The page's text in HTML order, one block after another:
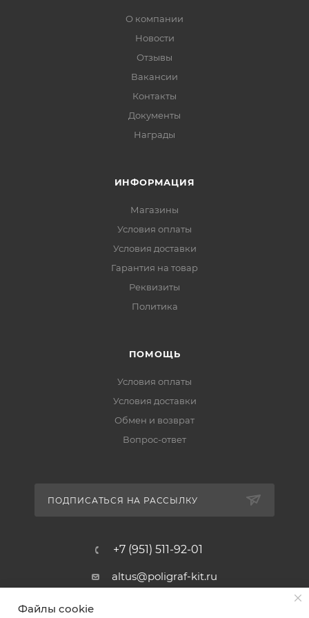
О компании
Новости
Отзывы
Вакансии
Контакты
Документы
Награды
ИНФОРМАЦИЯ
Магазины
Условия оплаты
Условия доставки
Гарантия на товар
Реквизиты
Политика
ПОМОЩЬ
Условия оплаты
Условия доставки
Обмен и возврат
Вопрос-ответ
ПОДПИСАТЬСЯ НА РАССЫЛКУ
+7 (951) 511-92-01
altus@poligraf-kit.ru
Магазин-склад ТЦ "Альтус"
Файлы cookie